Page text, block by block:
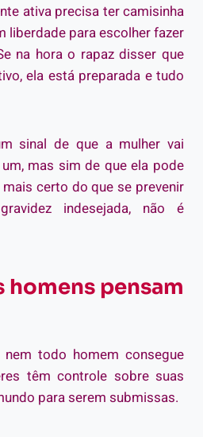
ativa precisa ter camisinha
liberdade para escolher fazer
na hora o rapaz disser que
ela está preparada e tudo
sinal de que a mulher vai
mas sim de que ela pode
certo do que se prevenir
indesejada, não é
homens pensam
todo homem consegue
têm controle sobre suas
para serem submissas.